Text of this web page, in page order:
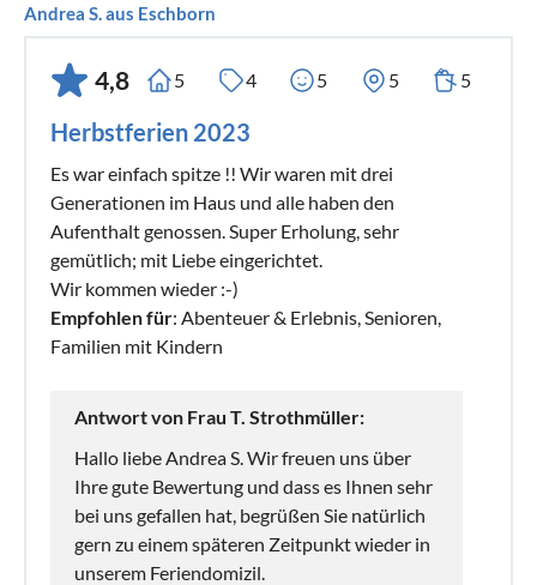
Andrea S. aus Eschborn
4,8 5 4 5 5 5
Herbstferien 2023
Es war einfach spitze !! Wir waren mit drei
Generationen im Haus und alle haben den
Aufenthalt genossen. Super Erholung, sehr
gemütlich; mit Liebe eingerichtet.
Wir kommen wieder :-)
Empfohlen für: Abenteuer & Erlebnis, Senioren,
Familien mit Kindern
Antwort von Frau T. Strothmüller:
Hallo liebe Andrea S. Wir freuen uns über
Ihre gute Bewertung und dass es Ihnen sehr
bei uns gefallen hat, begrüßen Sie natürlich
gern zu einem späteren Zeitpunkt wieder in
unserem Feriendomizil.